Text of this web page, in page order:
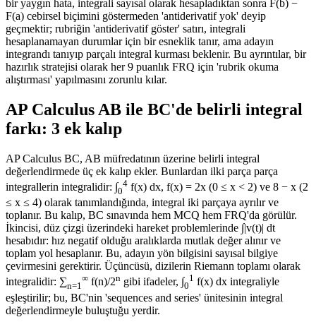
bir yaygın hata, integrali sayısal olarak hesapladıktan sonra F(b) −
F(a) cebirsel biçimini göstermeden 'antiderivatif yok' deyip
geçmektir; rubriğin 'antiderivatif göster' satırı, integrali
hesaplanamayan durumlar için bir esneklik tanır, ama adayın
integrandı tanıyıp parçalı integral kurması beklenir. Bu ayrıntılar, bir
hazırlık stratejisi olarak her 9 puanlık FRQ için 'rubrik okuma
alıştırması' yapılmasını zorunlu kılar.
AP Calculus AB ile BC'de belirli integral
farkı: 3 ek kalıp
AP Calculus BC, AB müfredatının üzerine belirli integral
değerlendirmede üç ek kalıp ekler. Bunlardan ilki parça parça
integrallerin integralidir: ∫0
4 f(x) dx, f(x) = 2x (0 ≤ x < 2) ve 8 − x (2
≤ x ≤ 4) olarak tanımlandığında, integral iki parçaya ayrılır ve
toplanır. Bu kalıp, BC sınavında hem MCQ hem FRQ'da görülür.
İkincisi, düz çizgi üzerindeki hareket problemlerinde ∫|v(t)| dt
hesabıdır: hız negatif olduğu aralıklarda mutlak değer alınır ve
toplam yol hesaplanır. Bu, adayın yön bilgisini sayısal bilgiye
çevirmesini gerektirir. Üçüncüsü, dizilerin Riemann toplamı olarak
integralidir: ∑n=1
∞ f(n)/2n gibi ifadeler, ∫0
1 f(x) dx integraliyle
eşleştirilir; bu, BC'nin 'sequences and series' ünitesinin integral
değerlendirmeyle buluştuğu yerdir.